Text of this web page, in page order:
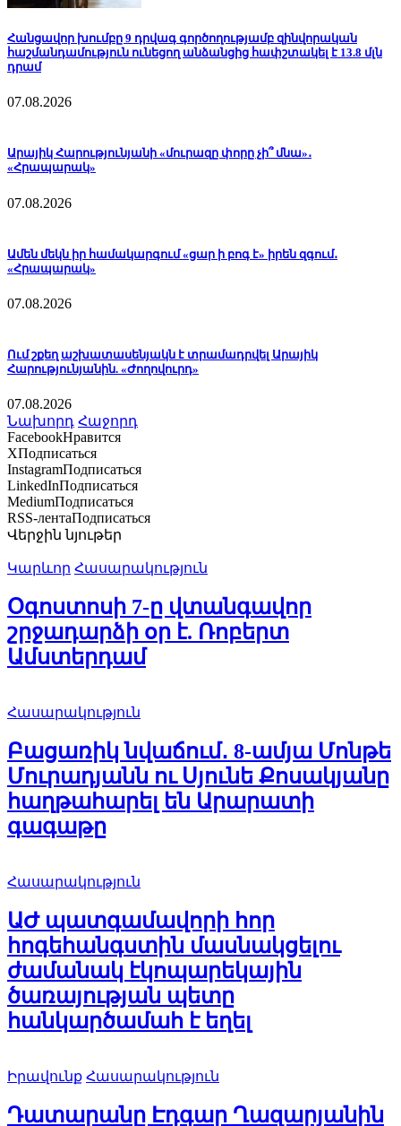
Հանցավոր խումբը 9 դրվագ գործողությամբ զինվորական
հաշմանդամություն ունեցող անձանցից հափշտակել է 13.8 մլն
դրամ
07.08.2026
Արայիկ Հարությունյանի «մուրազը փորը չի՞ մնա»․
«Հրապարակ»
07.08.2026
Ամեն մեկն իր համակարգում «ցար ի բոգ է» իրեն զգում․
«Հրապարակ»
07.08.2026
Ում շքեղ աշխատասենյակն է տրամադրվել Արայիկ
Հարությունյանին. «Ժողովուրդ»
07.08.2026
Նախորդ Հաջորդ
FacebookНравится
XПодписаться
InstagramПодписаться
LinkedInПодписаться
MediumПодписаться
RSS-лентаПодписаться
Վերջին նյութեր
Կարևոր Հասարակություն
Օգոստոսի 7-ը վտանգավոր
շրջադարձի օր է. Ռոբերտ
Ամստերդամ
Հասարակություն
Բացառիկ նվաճում․ 8-ամյա Մոնթե
Մուրադյանն ու Սյունե Քոսակյանը
հաղթահարել են Արարատի
գագաթը
Հասարակություն
ԱԺ պատգամավորի հոր
հոգեհանգստին մասնակցելու
ժամանակ էկոպարեկային
ծառայության պետը
հանկարծամահ է եղել
Իրավունք Հասարակություն
Դատարանը Էդգար Ղազարյանին